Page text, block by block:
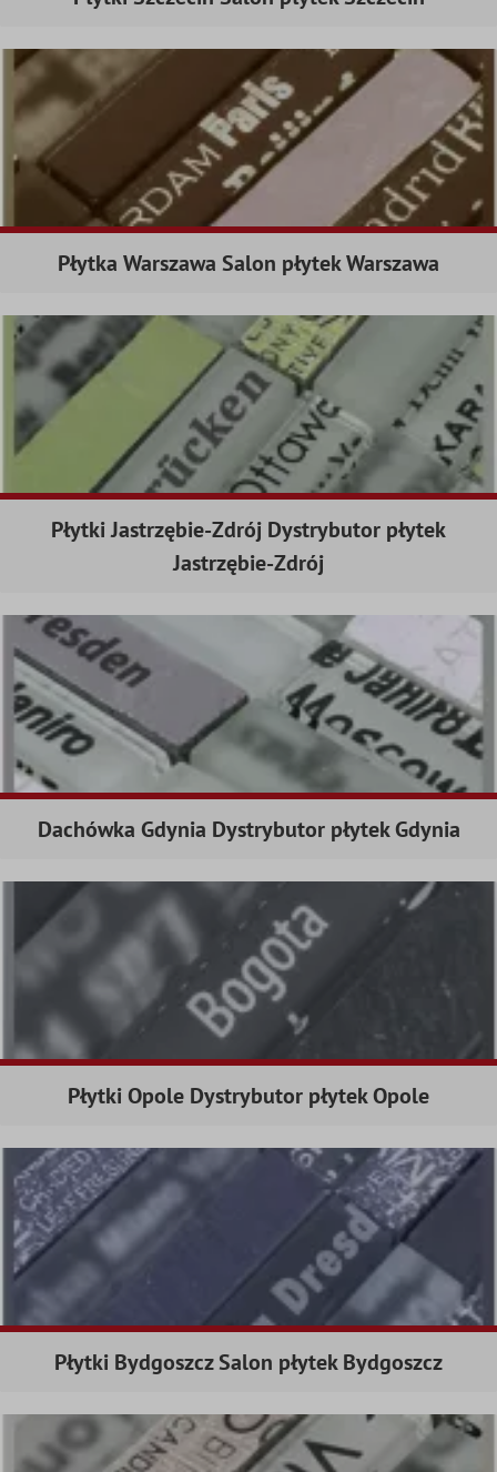
Płytka Warszawa Salon płytek Warszawa
Płytki Jastrzębie-Zdrój Dystrybutor płytek
Jastrzębie-Zdrój
Dachówka Gdynia Dystrybutor płytek Gdynia
Płytki Opole Dystrybutor płytek Opole
Płytki Bydgoszcz Salon płytek Bydgoszcz